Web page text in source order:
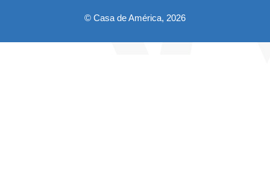
© Casa de América, 2026